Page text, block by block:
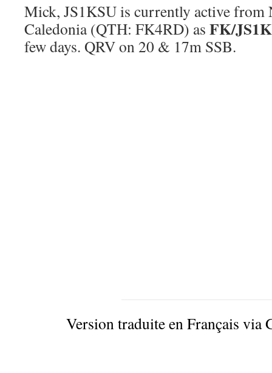
Mick, JS1KSU is currently active from
Caledonia (QTH: FK4RD) as FK/
few days. QRV on 20 & 17m SSB.
Version traduite en Français via